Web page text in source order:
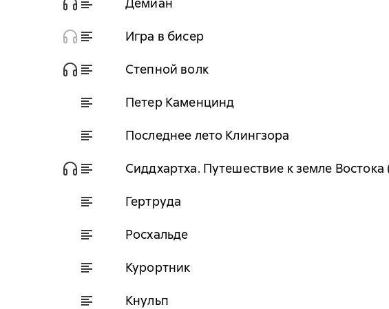
Игра в бисер
Степной волк
Петер Каменцинд
Последнее лето Клингзора
Сиддхартха. Путешествие к земле Востока
Гертруда
Росхальде
Курортник
Кнульп